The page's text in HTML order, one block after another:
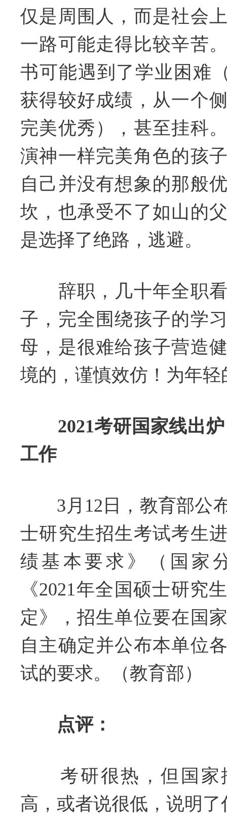
仅是周围人，而是社会
一路可能走得比较辛苦
书可能遇到了学业困难
获得较好成绩，从一个
完美优秀），甚至挂科
演神一样完美角色的孩
自己并没有想象的那般
坎，也承受不了如山的
是选择了绝路，逃避。
辞职，几十年全职看
子，完全围绕孩子的学
母，是很难给孩子营造
境的，谨慎效仿！为年
2021考研国家线出
工作
3月12日，教育部公布
士研究生招生考试考生
绩基本要求》（国家
《2021年全国硕士研究
定》，招生单位要在国
自主确定并公布本单位
试的要求。（教育部）
点评：
考研很热，但国家
高，或者说很低，说明了